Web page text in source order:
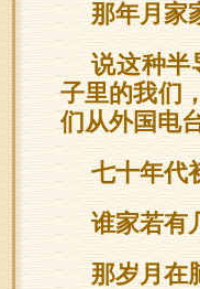
那年月家
说这种半
子里的我们
们从外国电
七十年代
谁家若有
那岁月